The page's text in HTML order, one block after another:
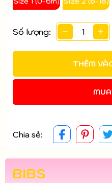
Số lượng:
THÊM
Chia sẻ:
BIBS